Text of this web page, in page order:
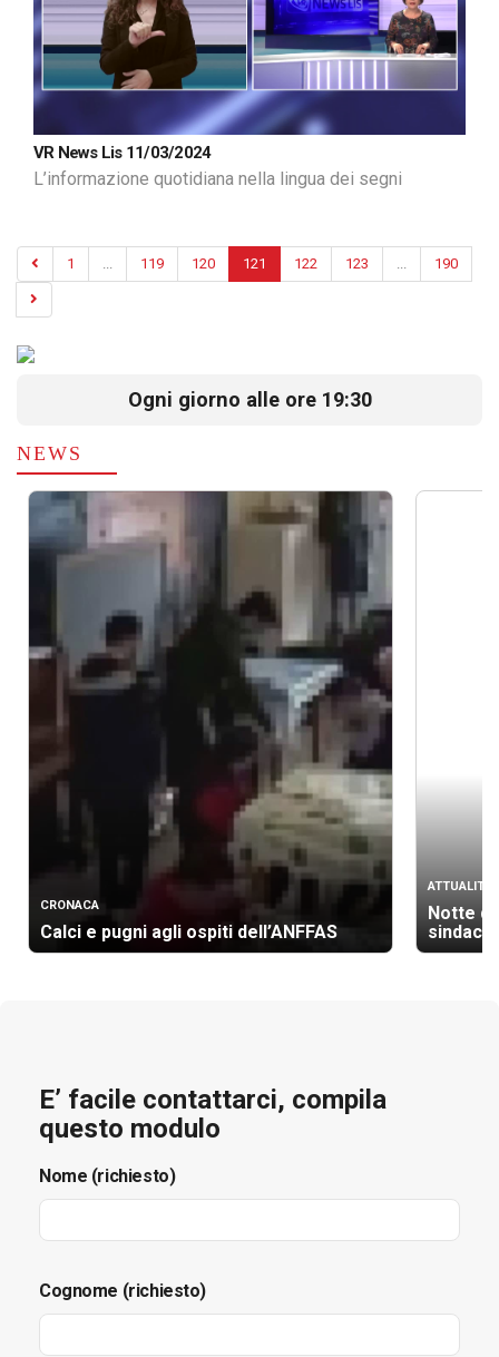
VR News Lis 11/03/2024
L’informazione quotidiana nella lingua dei segni
1 119 120 121 122 123 190
Ogni giorno alle ore 19:30
NEWS
CRONACA
Calci e pugni agli ospiti dell’ANFFAS
ATTUALITÀ
Notte
sindaci
E’ facile contattarci, compila
questo modulo
Nome (richiesto)
Cognome (richiesto)